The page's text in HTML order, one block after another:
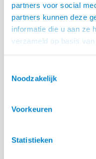
partners voor social
partners kunnen deze
informatie die u aan ze
verzameld op basis
Noodzakelijk
Voorkeuren
Statistieken